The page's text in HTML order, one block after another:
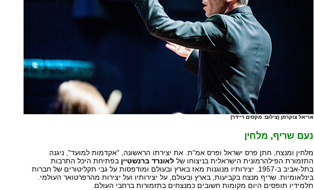
אריאל צוקרמן (צילום: מקסים ריידר)
נעם שריף, מלחין
מלחין ומנצח, חתן פרס ישראל ופרס אמ"ת. את יצירתו הראשונה, "אקדמות למועד", ניגנה
התזמורת הפילהרמונית הישראלית בניצוחו של לאונרד ברנשטיין בפתיחת היכל התרבות
בתל-אביב ב-1957. יצירותיו מנוגנות מאז בארץ ובעולם ומודפסות על גבי תקליטורים של חברות
בינלאומיות. שריף מנצח בקביעות, בארץ ובעולם, על יצירותיו ועל יצירות מהרפרטואר העולמי.
תלמידיו תופסים היום מקומות חשובים כמנצחים בתזמורות ברחבי העולם.